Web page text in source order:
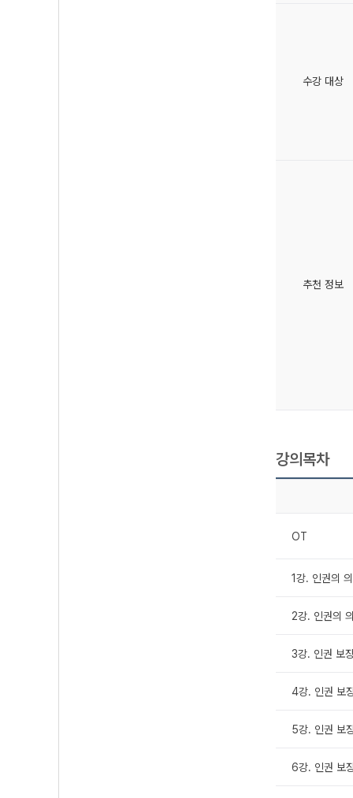
수강 대상
추천 정보
강의목차
OT
1강. 인권의
2강. 인권의
3강. 인권 보
4강. 인권 보
5강. 인권 보
6강. 인권 보